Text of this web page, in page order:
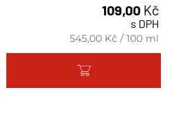
109,00 Kč
s DPH
545,00 Kč /100 ml
Množství